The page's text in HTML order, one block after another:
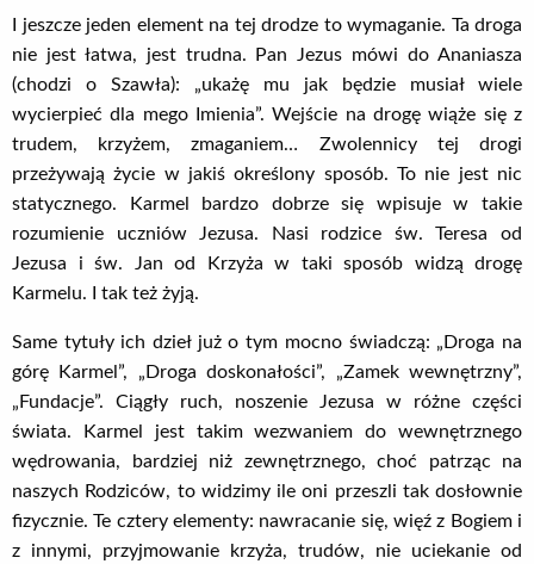
I jeszcze jeden element na tej drodze to wymaganie. Ta droga
nie jest łatwa, jest trudna. Pan Jezus mówi do Ananiasza
(chodzi o Szawła): „ukażę mu jak będzie musiał wiele
wycierpieć dla mego Imienia”. Wejście na drogę wiąże się z
trudem, krzyżem, zmaganiem… Zwolennicy tej drogi
przeżywają życie w jakiś określony sposób. To nie jest nic
statycznego. Karmel bardzo dobrze się wpisuje w takie
rozumienie uczniów Jezusa. Nasi rodzice św. Teresa od
Jezusa i św. Jan od Krzyża w taki sposób widzą drogę
Karmelu. I tak też żyją.
Same tytuły ich dzieł już o tym mocno świadczą: „Droga na
górę Karmel”, „Droga doskonałości”, „Zamek wewnętrzny”,
„Fundacje”. Ciągły ruch, noszenie Jezusa w różne części
świata. Karmel jest takim wezwaniem do wewnętrznego
wędrowania, bardziej niż zewnętrznego, choć patrząc na
naszych Rodziców, to widzimy ile oni przeszli tak dosłownie
fizycznie. Te cztery elementy: nawracanie się, więź z Bogiem i
z innymi, przyjmowanie krzyża, trudów, nie uciekanie od